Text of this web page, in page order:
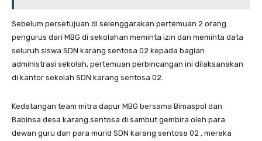
Sebelum persetujuan di selenggarakan pertemuan 2 orang
pengurus dari MBG di sekolahan meminta izin dan meminta data
seluruh siswa SDN karang sentosa 02 kepada bagian
administrasi sekolah, pertemuan perbincangan ini dilaksanakan
di kantor sekolah SDN karang sentosa 02.
Kedatangan team mitra dapur MBG bersama Bimaspol dan
Babinsa desa karang sentosa di sambut gembira oleh para
dewan guru dan para murid SDN karang sentosa 02 , mereka